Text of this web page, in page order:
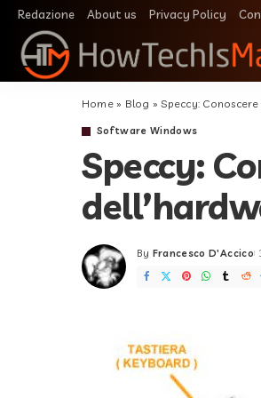
Redazione About us Privacy Policy
Home» Blog »Speccy:
Software Windows
Speccy:
Posted
by
By Francesco D'Accico